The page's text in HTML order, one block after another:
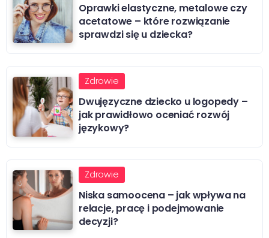
Oprawki elastyczne, metalowe czy
acetatowe – które rozwiązanie
sprawdzi się u dziecka?
Zdrowie
Dwujęzyczne dziecko u logopedy –
jak prawidłowo oceniać rozwój
językowy?
Zdrowie
Niska samoocena – jak wpływa na
relacje, pracę i podejmowanie
decyzji?